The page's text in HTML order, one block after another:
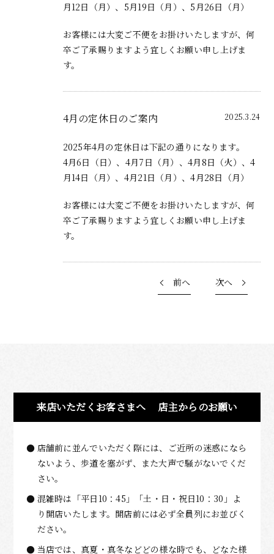
月12日（月）、5月19日（月）、5月26日（月）
お客様には大変ご不便をお掛けいたしますが、何
卒ご了承賜りますよう宜しくお願い申し上げま
す。
2025.3.24
4月の定休日のご案内
2025年4月の定休日は下記の通りになります。
4月6日（日）、4月7日（月）、4月8日（火）、4
月14日（月）、4月21日（月）、4月28日（月）
お客様には大変ご不便をお掛けいたしますが、何
卒ご了承賜りますよう宜しくお願い申し上げま
す。
前へ 次へ
来店いただくお客さまへ 店主からのお願い
店舗前に並んでいただく際には、ご近所の迷惑になら
ないよう、歩道を塞がず、また大声で騒がないでくだ
さい。
混雑時は「平日10：45」「土・日・祝日10：30」よ
り開店いたします。開店前には必ず全員列にお並びく
ださい。
当店では、真夏・真冬などどの様な時でも、どなた様